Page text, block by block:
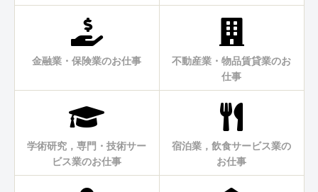
金融業・保険業のお仕事
不動産業・物品賃貸業のお
仕事
学術研究，専門・技術サー
ビス業のお仕事
宿泊業，飲食サービス業の
お仕事